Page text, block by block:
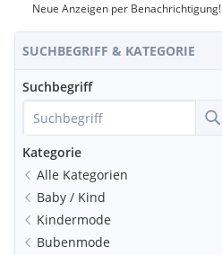
Neue Anzeigen per Benachrichtigung!
SUCHBEGRIFF & KATEGORIE
Suchbegriff
Kategorie
Alle Kategorien
Baby / Kind
Kindermode
Bubenmode